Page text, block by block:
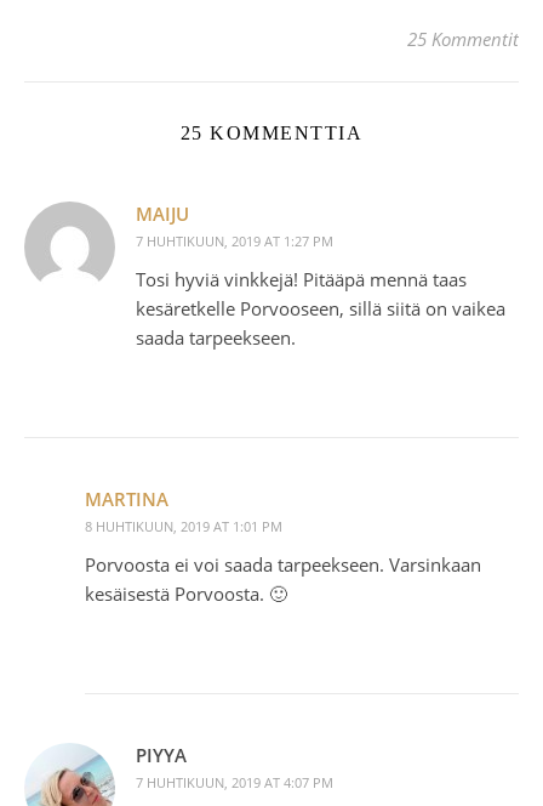
25 Kommentit
25 KOMMENTTIA
MAIJU
7 HUHTIKUUN, 2019 AT 1:27 PM
Tosi hyviä vinkkejä! Pitääpä mennä taas
kesäretkelle Porvooseen, sillä siitä on vaikea
saada tarpeekseen.
MARTINA
8 HUHTIKUUN, 2019 AT 1:01 PM
Porvoosta ei voi saada tarpeekseen. Varsinkaan
kesäisestä Porvoosta. 🙂
PIYYA
7 HUHTIKUUN, 2019 AT 4:07 PM